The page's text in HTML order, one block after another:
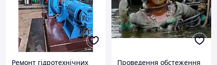
Ремонт гідротехнічних
Проведення обстеження